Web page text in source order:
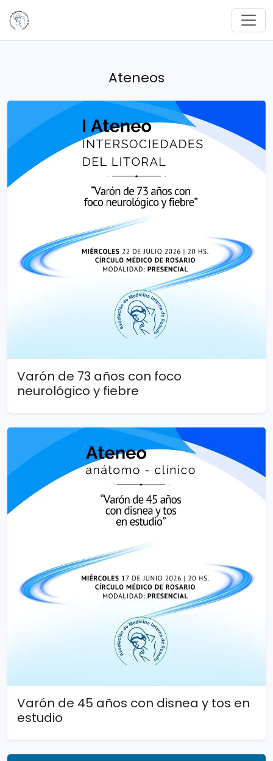
Ateneos
Varón de 73 años con foco
neurológico y fiebre
Varón de 45 años con disnea y tos en
estudio